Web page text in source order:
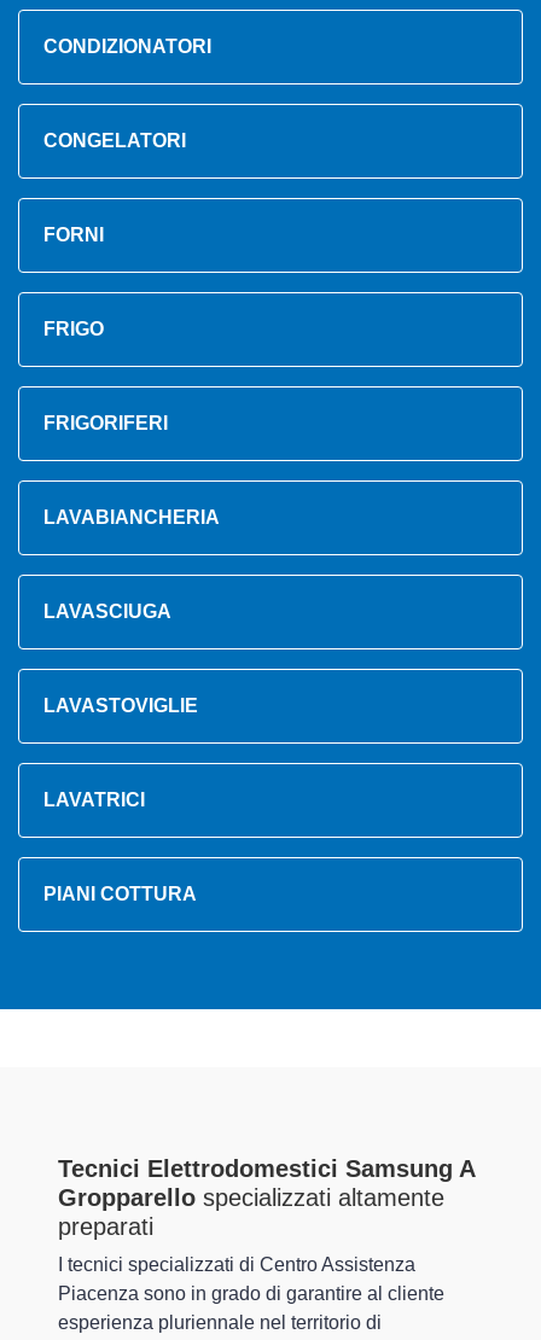
CONDIZIONATORI
CONGELATORI
FORNI
FRIGO
FRIGORIFERI
LAVABIANCHERIA
LAVASCIUGA
LAVASTOVIGLIE
LAVATRICI
PIANI COTTURA
Tecnici Elettrodomestici Samsung A
Gropparello specializzati altamente
preparati
I tecnici specializzati di Centro Assistenza
Piacenza sono in grado di garantire al cliente
esperienza pluriennale nel territorio di